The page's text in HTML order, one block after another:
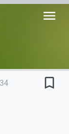
menu
bookmark_border